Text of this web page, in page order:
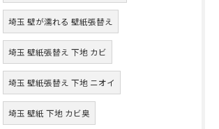
埼玉 壁が濡れる 壁紙張替え
埼玉 壁紙張替え 下地 カビ
埼玉 壁紙張替え 下地 ニオイ
埼玉 壁紙 下地 カビ臭